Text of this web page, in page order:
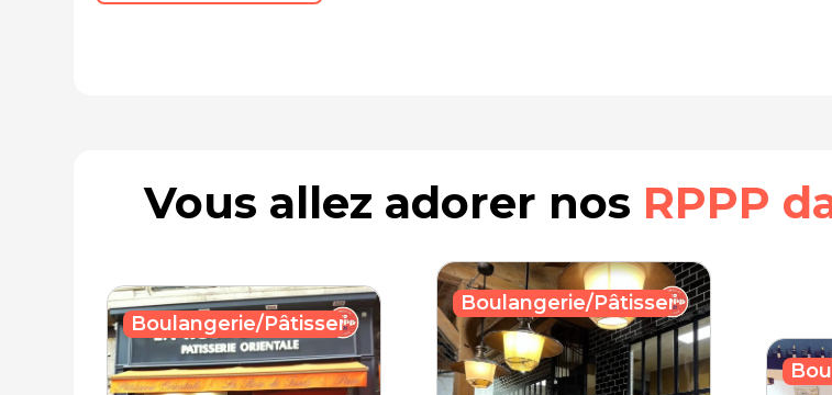
Vous allez adorer nos RPPP
Boulangerie/Pâtisserie
Boulangerie/Pâtisserie